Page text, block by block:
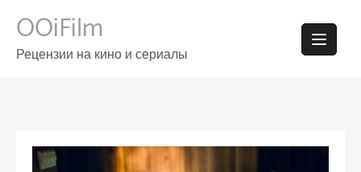
content
OOiFilm
Рецензии на кино и сериалы